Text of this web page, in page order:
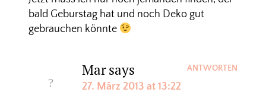
bald Geburstag hat und noch Deko gut
gebrauchen könnte
Marsays
27. März 2013 at 13:22
ANTWORTEN